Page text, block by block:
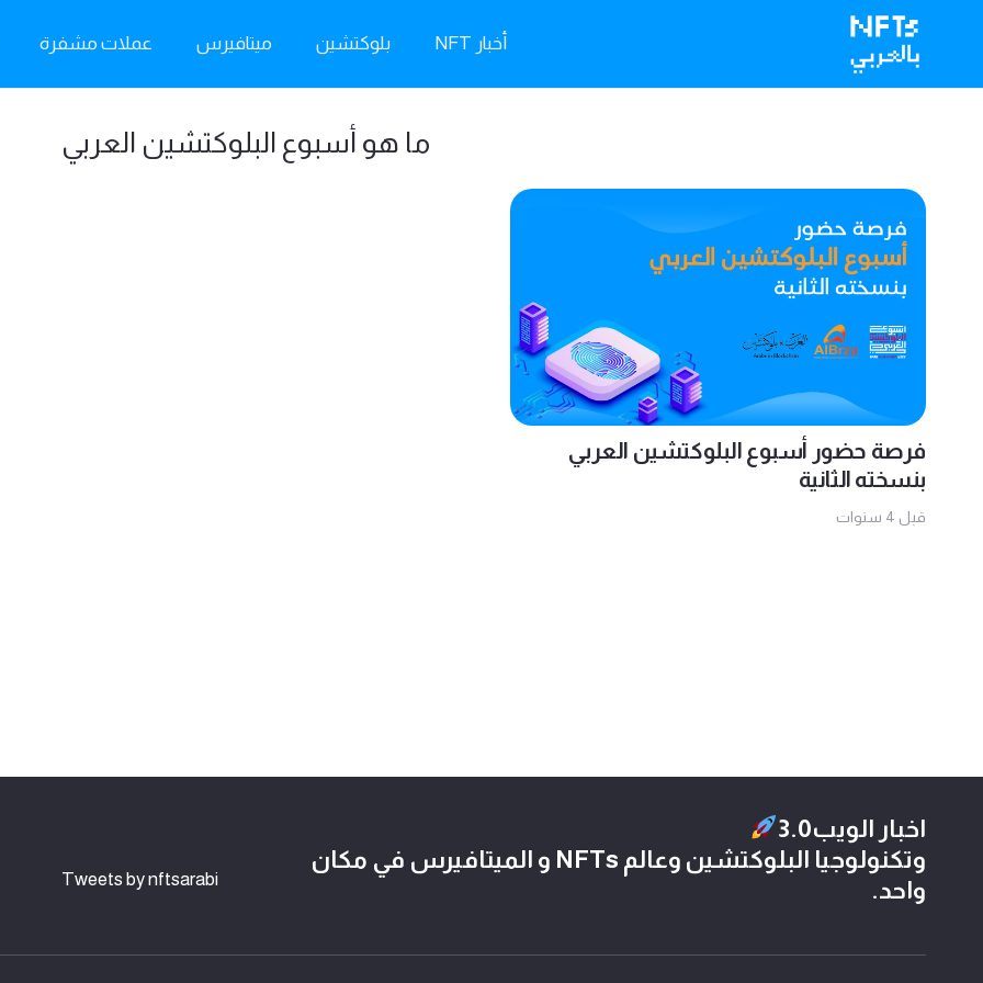
أخبار NFT بلوكتشين ميتافيرس عملات مشفرة
ما هو أسبوع البلوكتشين العربي
فرصة حضور أسبوع البلوكتشين العربي
بنسخته الثانية
قبل 4 سنوات
اخبار الويب3.0
وتكنولوجيا البلوكتشين وعالم NFTs و الميتافيرس في مكان
واحد.
Tweets by nftsarabi